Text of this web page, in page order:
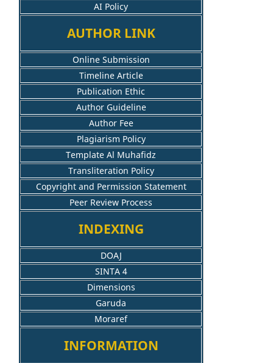
AI Policy
AUTHOR LINK
Online Submission
Timeline Article
Publication Ethic
Author Guideline
Author Fee
Plagiarism Policy
Template Al Muhafidz
Transliteration Policy
Copyright and Permission Statement
Peer Review Process
INDEXING
DOAJ
SINTA 4
Dimensions
Garuda
Moraref
INFORMATION